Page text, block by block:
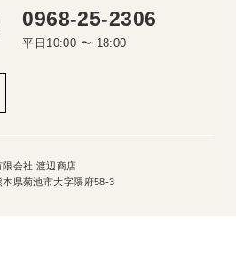
0968-25-2306
平日10:00 〜 18:00
限会社 渡辺商店
本県菊池市大字隈府58-3